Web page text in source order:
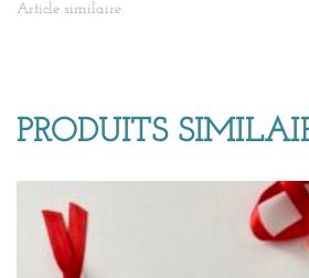
Article similaire
PRODUITS